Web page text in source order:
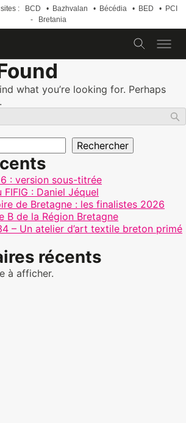
: BCD • Bazhvalan • Bécédia • BED •
PCI
-
Bretania
what you’re looking for. Perhaps
Rechercher
6 : version sous-titrée
: Daniel Jéquel
de Bretagne : les finalistes 2026
B de la Région Bretagne
– Un atelier d’art textile breton primé
récents
à afficher.